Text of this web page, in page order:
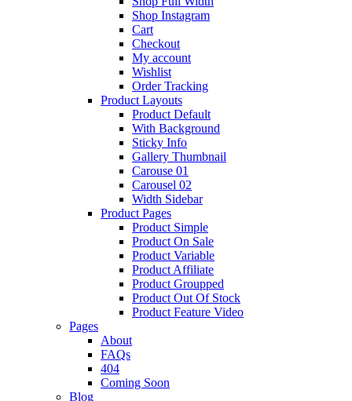
Shop Instagram
Cart
Checkout
My account
Wishlist
Order Tracking
Product Layouts
Product Default
With Background
Sticky Info
Gallery Thumbnail
Carouse 01
Carousel 02
Width Sidebar
Product Pages
Product Simple
Product On Sale
Product Variable
Product Affiliate
Product Groupped
Product Out Of Stock
Product Feature Video
Pages
About
FAQs
404
Coming Soon
Blog